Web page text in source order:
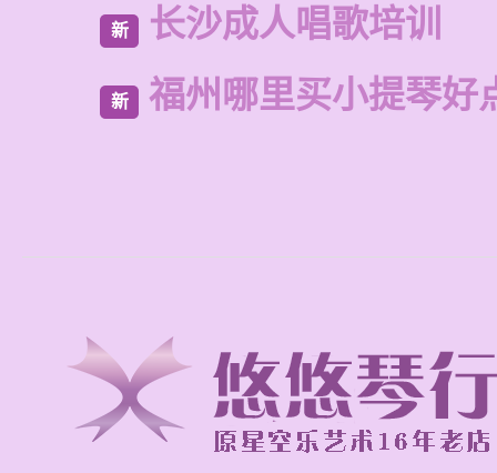
新 长沙成人唱歌培训
新 福州哪里买小提琴好